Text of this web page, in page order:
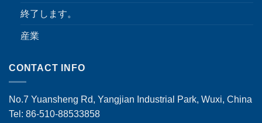
終了します。
産業
CONTACT INFO
No.7 Yuansheng Rd, Yangjian Industrial Park, Wuxi, China
Tel: 86-510-88533858